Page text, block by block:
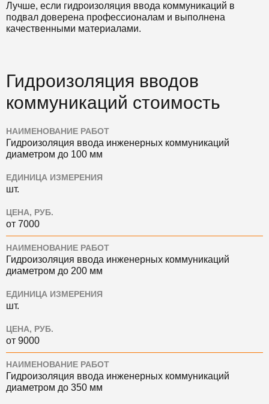
Лучше, если гидроизоляция ввода коммуникаций в
подвал доверена профессионалам и выполнена
качественными материалами.
Гидроизоляция вводов
коммуникаций стоимость
НАИМЕНОВАНИЕ РАБОТ
Гидроизоляция ввода инженерных коммуникаций
диаметром до 100 мм
ЕДИНИЦА ИЗМЕРЕНИЯ
шт.
ЦЕНА, РУБ.
от 7000
НАИМЕНОВАНИЕ РАБОТ
Гидроизоляция ввода инженерных коммуникаций
диаметром до 200 мм
ЕДИНИЦА ИЗМЕРЕНИЯ
шт.
ЦЕНА, РУБ.
от 9000
НАИМЕНОВАНИЕ РАБОТ
Гидроизоляция ввода инженерных коммуникаций
диаметром до 350 мм